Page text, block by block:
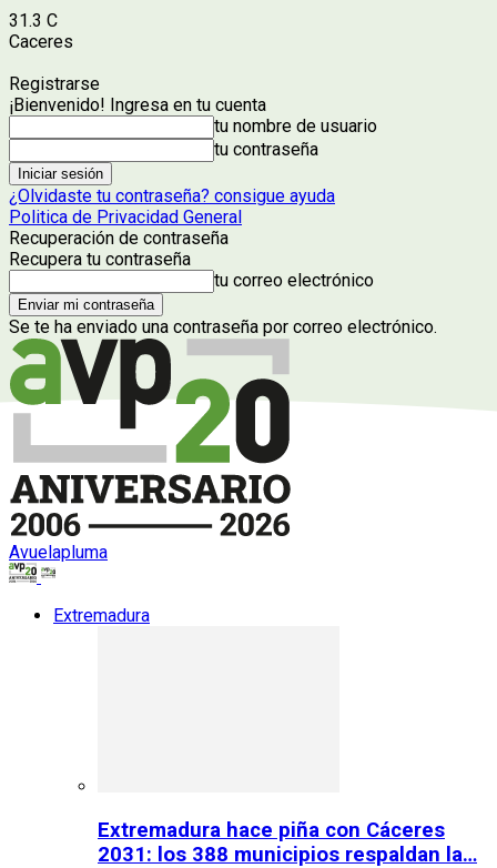
31.3 C
Caceres
Registrarse
¡Bienvenido! Ingresa en tu cuenta
tu nombre de usuario
tu contraseña
¿Olvidaste tu contraseña? consigue ayuda
Politica de Privacidad General
Recuperación de contraseña
Recupera tu contraseña
tu correo electrónico
Se te ha enviado una contraseña por correo electrónico.
Avuelapluma
Extremadura
Extremadura hace piña con Cáceres
2031: los 388 municipios respaldan la…